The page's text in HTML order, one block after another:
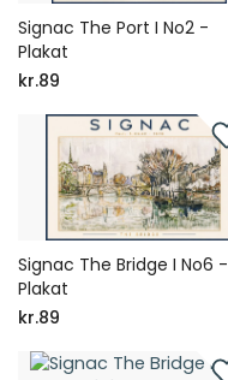
Signac The Port I No2 -
Plakat
kr.89
Signac The Bridge I No6 -
Plakat
kr.89